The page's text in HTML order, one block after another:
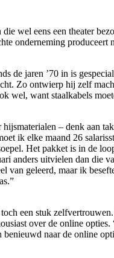
wel eens een theater
onderneming produceert
de jaren ’70 in is
Zo ontwierp hij zelf
wel, want staalkabels
– denk aan
ik elke maand 26
Het pakket is in de
anders uitvielen dan die
geleerd, maar ik
een stuk
over de online opties.
naar de online